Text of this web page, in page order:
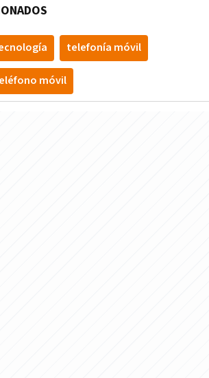
telefoní­a móvil
móvil